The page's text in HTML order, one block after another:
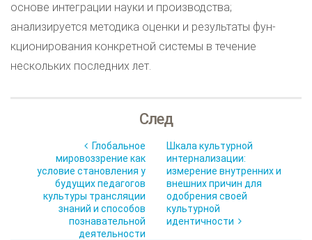
основе интеграции науки и производства;
анализируется методика оценки и результаты фун-
кционирования конкретной системы в течение
нескольких последних лет.
След
Глобальное
мировоззрение как
условие становления у
будущих педагогов
культуры трансляции
знаний и способов
познавательной
деятельности
Шкала культурной
интернализации:
измерение внутренних и
внешних причин для
одобрения своей
культурной
идентичности